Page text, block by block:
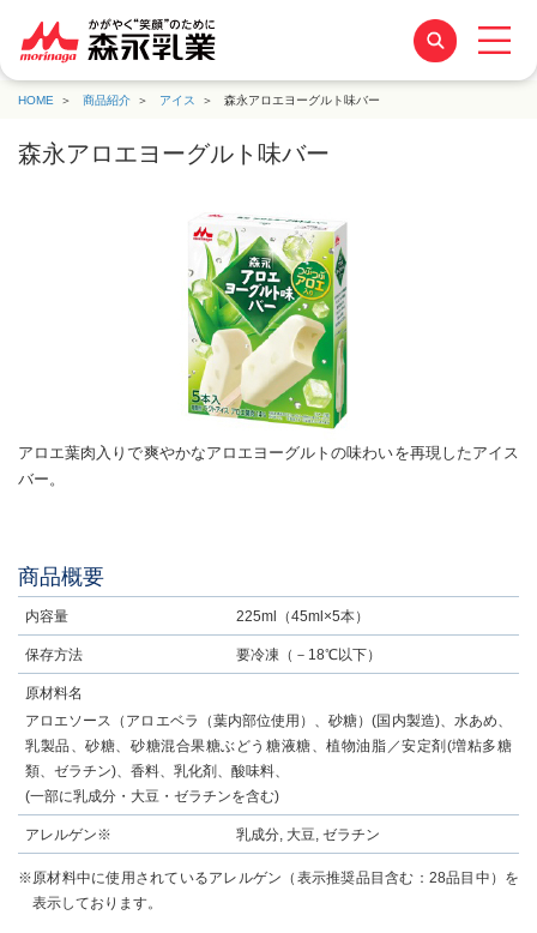
HOME 商品紹介 アイス 森永アロエヨーグルト味バー
森永アロエヨーグルト味バー
アロエ葉肉入りで爽やかなアロエヨーグルトの味わいを再現したアイス
バー。
商品概要
内容量 225ml（45ml×5本）
保存方法 要冷凍（－18℃以下）
原材料名
アロエソース（アロエベラ（葉内部位使用）、砂糖）(国内製造)、水あめ、
乳製品、砂糖、砂糖混合果糖ぶどう糖液糖、植物油脂／安定剤(増粘多糖
類、ゼラチン)、香料、乳化剤、酸味料、
(一部に乳成分・大豆・ゼラチンを含む)
アレルゲン※ 乳成分, 大豆, ゼラチン
※原材料中に使用されているアレルゲン（表示推奨品目含む：28品目中）を
表示しております。